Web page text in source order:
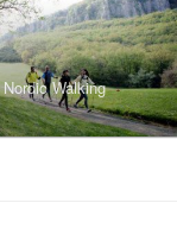
Walking